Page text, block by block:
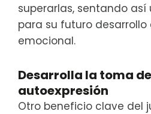
superarlas, sentando así
para su futuro
emocional.
Desarrolla la toma
autoexpresión
Otro beneficio clave del